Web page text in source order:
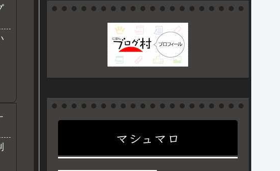
マシュマロ